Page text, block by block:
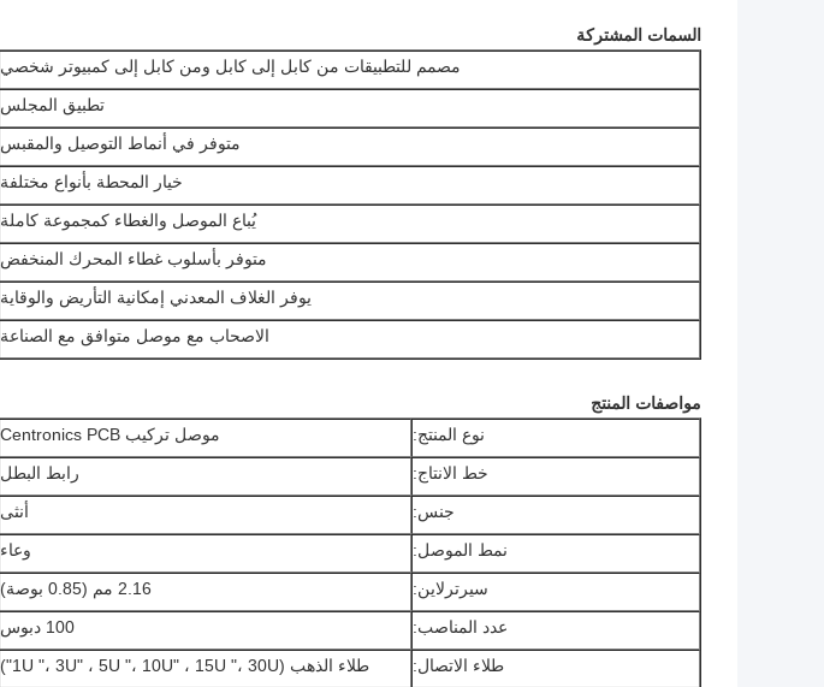
السمات المشتركة
مصمم للتطبيقات من كابل إلى كابل ومن كابل إلى كمبيوتر شخصي
تطبيق المجلس
متوفر في أنماط التوصيل والمقبس
خيار المحطة بأنواع مختلفة
يُباع الموصل والغطاء كمجموعة كاملة
متوفر بأسلوب غطاء المحرك المنخفض
يوفر الغلاف المعدني إمكانية التأريض والوقاية
الاصحاب مع موصل متوافق مع الصناعة
مواصفات المنتج
نوع المنتج:
موصل تركيب Centronics PCB
خط الانتاج:
رابط البطل
جنس:
أنثى
نمط الموصل:
وعاء
سيرترلاين:
2.16 مم (0.85 بوصة)
عدد المناصب:
100 دبوس
طلاء الاتصال:
طلاء الذهب (1U "، 3U" ، 5U "، 10U" ، 15U "، 30U")